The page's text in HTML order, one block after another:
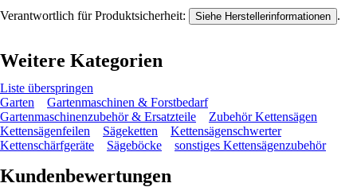
Verantwortlich für Produktsicherheit: Siehe Herstellerinformationen .
Weitere Kategorien
Liste überspringen
Garten
Gartenmaschinen & Forstbedarf
Gartenmaschinenzubehör & Ersatzteile
Zubehör Kettensägen
Kettensägenfeilen
Sägeketten
Kettensägenschwerter
Kettenschärfgeräte
Sägeböcke sonstiges Kettensägenzubehör
Kundenbewertungen